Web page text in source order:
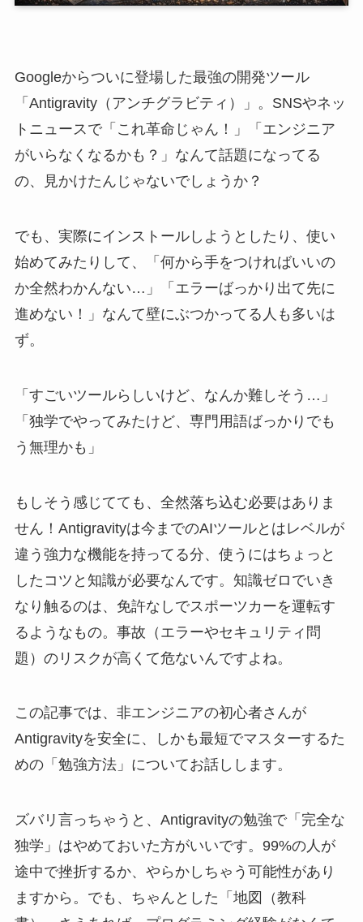
Googleからついに登場した最強の開発ツール
「Antigravity（アンチグラビティ）」。SNSやネッ
トニュースで「これ革命じゃん！」「エンジニア
がいらなくなるかも？」なんて話題になってる
の、見かけたんじゃないでしょうか？
でも、実際にインストールしようとしたり、使い
始めてみたりして、「何から手をつければいいの
か全然わかんない…」「エラーばっかり出て先に
進めない！」なんて壁にぶつかってる人も多いは
ず。
「すごいツールらしいけど、なんか難しそう…」
「独学でやってみたけど、専門用語ばっかりでも
う無理かも」
もしそう感じてても、全然落ち込む必要はありま
せん！Antigravityは今までのAIツールとはレベルが
違う強力な機能を持ってる分、使うにはちょっと
したコツと知識が必要なんです。知識ゼロでいき
なり触るのは、免許なしでスポーツカーを運転す
るようなもの。事故（エラーやセキュリティ問
題）のリスクが高くて危ないんですよね。
この記事では、非エンジニアの初心者さんが
Antigravityを安全に、しかも最短でマスターするた
めの「勉強方法」についてお話しします。
ズバリ言っちゃうと、Antigravityの勉強で「完全な
独学」はやめておいた方がいいです。99%の人が
途中で挫折するか、やらかしちゃう可能性があり
ますから。でも、ちゃんとした「地図（教科